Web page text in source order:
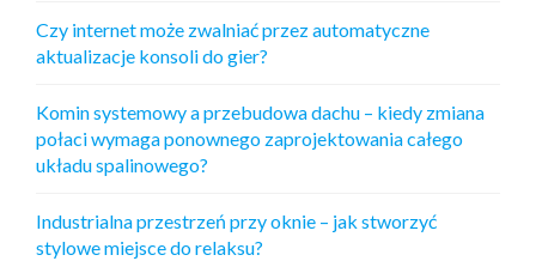
W
W
A
K
Czy internet może zwalniać przez automatyczne
aktualizacje konsoli do gier?
Komin systemowy a przebudowa dachu – kiedy zmiana
połaci wymaga ponownego zaprojektowania całego
układu spalinowego?
Industrialna przestrzeń przy oknie – jak stworzyć
stylowe miejsce do relaksu?